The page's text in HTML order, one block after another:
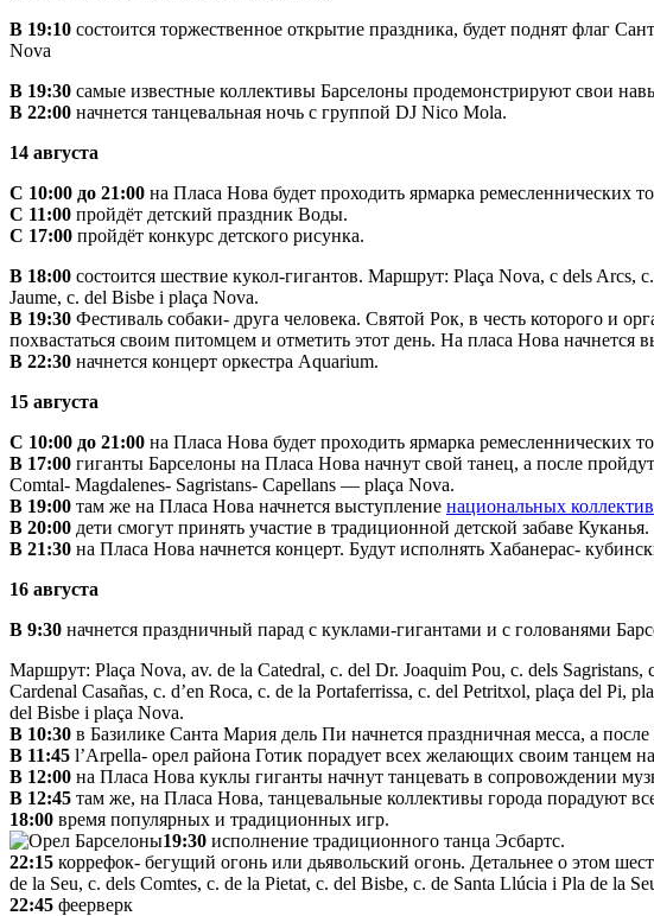
В 19:10 состоится торжественное открытие праздника, будет поднят флаг
Nova
В 19:30 самые известные коллективы Барселоны продемонстрируют свои
В 22:00 начнется танцевальная ночь с группой DJ Nico Mola.
14 августа
С 10:00 до 21:00 на Пласа Нова будет проходить ярмарка ремесленнических
С 11:00 пройдёт детский праздник Воды.
С 17:00 пройдёт конкурс детского рисунка.
В 18:00 состоится шествие кукол-гигантов. Маршрут: Plaça Nova, c dels Arcs,
Jaume, c. del Bisbe i plaça Nova.
В 19:30 Фестиваль собаки- друга человека. Святой Рок, в честь которого и
похвастаться своим питомцем и отметить этот день. На пласа Нова начнется
В 22:30 начнется концерт оркестра Aquarium.
15 августа
С 10:00 до 21:00 на Пласа Нова будет проходить ярмарка ремесленнических
В 17:00 гиганты Барселоны на Пласа Нова начнут свой танец, а после
Comtal- Magdalenes- Sagristans- Capellans — plaça Nova.
В 19:00 там же на Пласа Нова начнется выступление национальных
В 20:00 дети смогут принять участие в традиционной детской забаве Куканья.
В 21:30 на Пласа Нова начнется концерт. Будут исполнять Хабанерас-
16 августа
В 9:30 начнется праздничный парад с куклами-гигантами и с голованями
Маршрут: Plaça Nova, av. de la Catedral, c. del Dr. Joaquim Pou, c. dels
Cardenal Casañas, c. d’en Roca, c. de la Portaferrissa, c. del Petritxol, plaça del Pi,
del Bisbe i plaça Nova.
В 10:30 в Базилике Санта Мария дель Пи начнется праздничная месса, а
В 11:45 l’Arpella- орел района Готик порадует всех желающих своим танцем
В 12:00 на Пласа Нова куклы гиганты начнут танцевать в сопровождении
В 12:45 там же, на Пласа Нова, танцевальные коллективы города порадуют
18:00 время популярных и традиционных игр.
19:30 исполнение традиционного танца Эсбартс.
22:15 коррефок- бегущий огонь или дьявольский огонь. Детальнее о этом
de la Seu, c. dels Comtes, c. de la Pietat, c. del Bisbe, c. de Santa Llúcia i Pla de la
22:45 феерверк